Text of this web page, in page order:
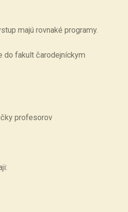
majú rovnaké programy.
do fakult čarodejníckym
profesorov